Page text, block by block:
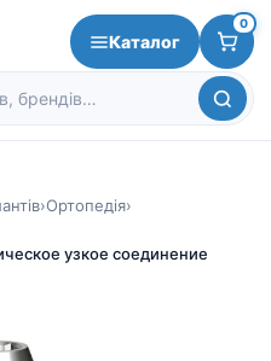
Каталог
0
›Ортопедія›
узкое соединение